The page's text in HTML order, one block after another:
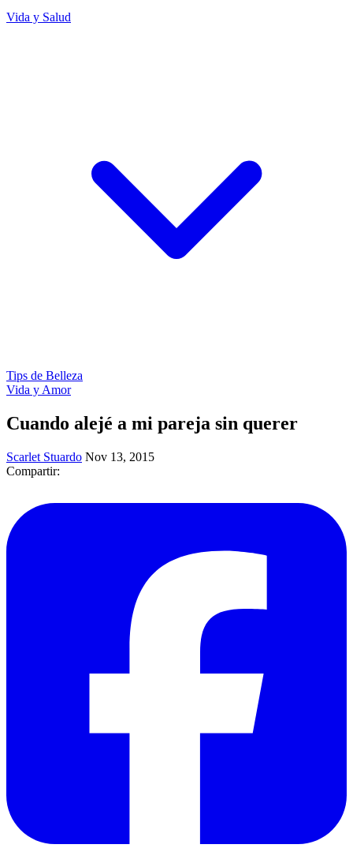
Vida y Salud
Tips de Belleza
Vida y Amor
Cuando alejé a mi pareja sin querer
Scarlet Stuardo Nov 13, 2015
Compartir: